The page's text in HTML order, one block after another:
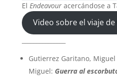
El Endeavouracercándose a
Video sobre el viaje de
Gutierrez Garitano,
Miguel: Guerra al